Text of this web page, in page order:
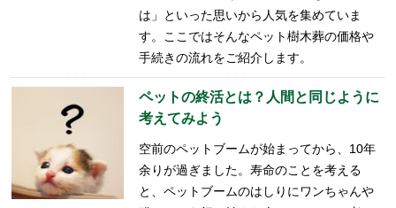
は」といった思いから人気を集めていま
す。ここではそんなペット樹木葬の価格や
手続きの流れをご紹介します。
ペットの終活とは？人間と同じように
考えてみよう
空前のペットブームが始まってから、10年
余りが過ぎました。寿命のことを考える
と、ペットブームのはしりにワンちゃんや